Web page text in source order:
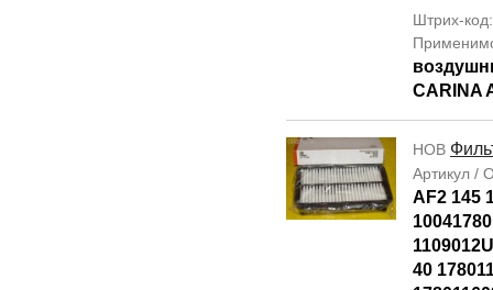
Штрих-
CARINA
НОВ
Артикул /
AF2 145
40